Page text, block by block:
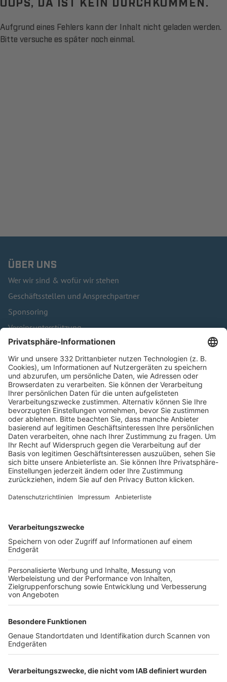
Aufgrund eines Fehlers kann der Inhalt nicht geladen werden.
Bitte versuche es später noch einmal.
ÜBER UNS
Wer wir sind & wofür wir stehen
Geschäftsstellen und Ansprechpartner
Sponsoring
Vereinsunterstützung
Infothek
Kontakt
HÄUFIG BESUCHTE SEITEN
Pässe und Vereinswechsel
Trainerausbildung
Schulungsangebot Vereinsmitarbeiter
BFV-Geschäftsstellen
Trainerbörse
Login SpielPlus
TOP-VEREINE
TOP-PARTNER